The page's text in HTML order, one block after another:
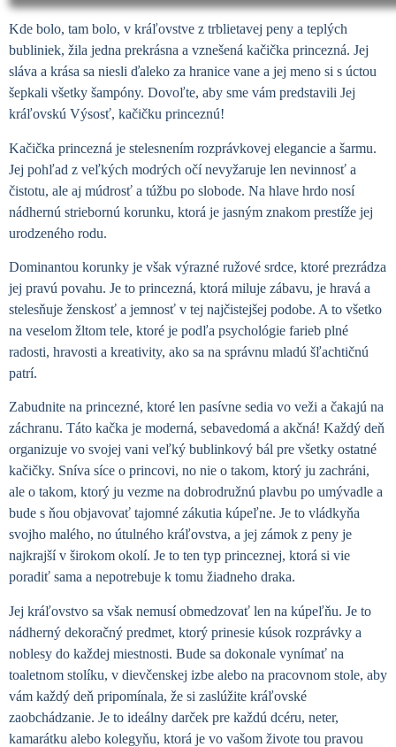
Kde bolo, tam bolo, v kráľovstve z trblietavej peny a teplých
bubliniek, žila jedna prekrásna a vznešená kačička princezná. Jej
sláva a krása sa niesli ďaleko za hranice vane a jej meno si s úctou
šepkali všetky šampóny. Dovoľte, aby sme vám predstavili Jej
kráľovskú Výsosť, kačičku princeznú!
Kačička princezná je stelesnením rozprávkovej elegancie a šarmu.
Jej pohľad z veľkých modrých očí nevyžaruje len nevinnosť a
čistotu, ale aj múdrosť a túžbu po slobode. Na hlave hrdo nosí
nádhernú striebornú korunku, ktorá je jasným znakom prestíže jej
urodzeného rodu.
Dominantou korunky je však výrazné ružové srdce, ktoré prezrádza
jej pravú povahu. Je to princezná, ktorá miluje zábavu, je hravá a
stelesňuje ženskosť a jemnosť v tej najčistejšej podobe. A to všetko
na veselom žltom tele, ktoré je podľa psychológie farieb plné
radosti, hravosti a kreativity, ako sa na správnu mladú šľachtičnú
patrí.
Zabudnite na princezné, ktoré len pasívne sedia vo veži a čakajú na
záchranu. Táto kačka je moderná, sebavedomá a akčná! Každý deň
organizuje vo svojej vani veľký bublinkový bál pre všetky ostatné
kačičky. Sníva síce o princovi, no nie o takom, ktorý ju zachráni,
ale o takom, ktorý ju vezme na dobrodružnú plavbu po umývadle a
bude s ňou objavovať tajomné zákutia kúpeľne. Je to vládkyňa
svojho malého, no útulného kráľovstva, a jej zámok z peny je
najkrajší v širokom okolí. Je to ten typ princeznej, ktorá si vie
poradiť sama a nepotrebuje k tomu žiadneho draka.
Jej kráľovstvo sa však nemusí obmedzovať len na kúpeľňu. Je to
nádherný dekoračný predmet, ktorý prinesie kúsok rozprávky a
noblesy do každej miestnosti. Bude sa dokonale vynímať na
toaletnom stolíku, v dievčenskej izbe alebo na pracovnom stole, aby
vám každý deň pripomínala, že si zaslúžite kráľovské
zaobchádzanie. Je to ideálny darček pre každú dcéru, neter,
kamarátku alebo kolegyňu, ktorá je vo vašom živote tou pravou